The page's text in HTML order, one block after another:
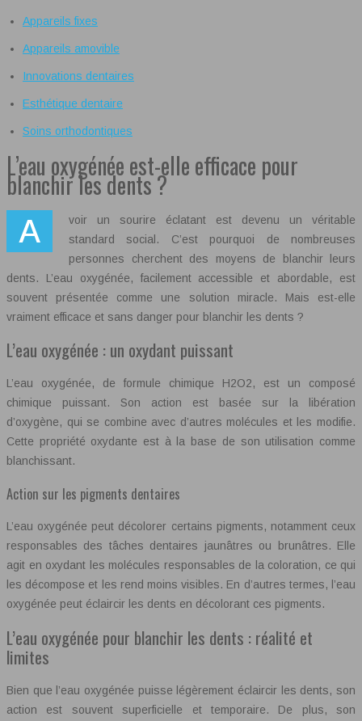
Appareils fixes
Appareils amovible
Innovations dentaires
Esthétique dentaire
Soins orthodontiques
L’eau oxygénée est-elle efficace pour
blanchir les dents ?
Avoir un sourire éclatant est devenu un véritable
standard social. C’est pourquoi de nombreuses
personnes cherchent des moyens de blanchir leurs
dents. L’eau oxygénée, facilement accessible et abordable, est
souvent présentée comme une solution miracle. Mais est-elle
vraiment efficace et sans danger pour blanchir les dents ?
L’eau oxygénée : un oxydant puissant
L’eau oxygénée, de formule chimique H2O2, est un composé
chimique puissant. Son action est basée sur la libération
d’oxygène, qui se combine avec d’autres molécules et les modifie.
Cette propriété oxydante est à la base de son utilisation comme
blanchissant.
Action sur les pigments dentaires
L’eau oxygénée peut décolorer certains pigments, notamment ceux
responsables des tâches dentaires jaunâtres ou brunâtres. Elle
agit en oxydant les molécules responsables de la coloration, ce qui
les décompose et les rend moins visibles. En d’autres termes, l’eau
oxygénée peut éclaircir les dents en décolorant ces pigments.
L’eau oxygénée pour blanchir les dents : réalité et
limites
Bien que l’eau oxygénée puisse légèrement éclaircir les dents, son
action est souvent superficielle et temporaire. De plus, son